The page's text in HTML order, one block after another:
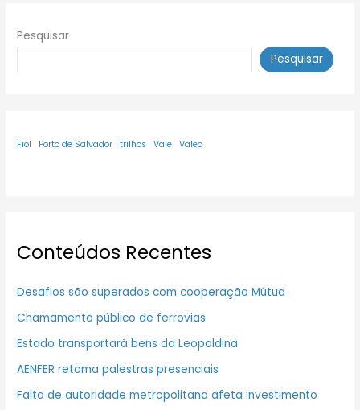
Pesquisar
Pesquisar
Fiol Porto de Salvador trilhos Vale Valec
Conteúdos Recentes
Desafios são superados com cooperação Mútua
Chamamento público de ferrovias
Estado transportará bens da Leopoldina
AENFER retoma palestras presenciais
Falta de autoridade metropolitana afeta investimento